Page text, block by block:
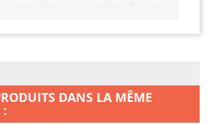
Galaxy S22 Ultra des
Le verre trempé est dès lors
de cuisine, ou encore le
les parois intérieures, les portes et
lieux publics …
DANS LA MÊME
: